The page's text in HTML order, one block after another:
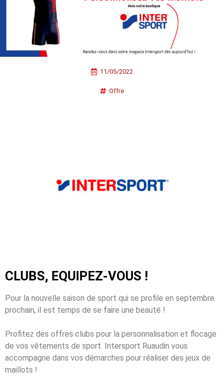
11/05/2022
Offre
CLUBS, EQUIPEZ-VOUS !
Pour la nouvelle saison de sport qui se profile en septembre
prochain, il est temps de se faire une beauté !
Profitez des offres clubs pour la personnalisation et flocage
de vos vêtements de sport. Intersport Ruaudin vous
accompagne dans vos démarches pour réaliser des jeux de
maillots !